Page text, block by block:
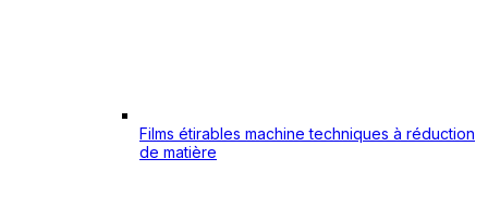
Films étirables machine techniques à réduction
de matière